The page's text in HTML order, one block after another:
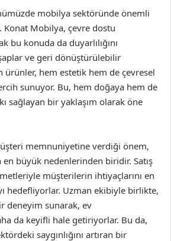
mobilya sektöründe önemli
Mobilya, çevre dostu
bu konuda da duyarlılığını
ve geri dönüştürülebilir
hem estetik hem de çevresel
sunuyor. Bu, hem doğaya hem de
sağlayan bir yaklaşım olarak öne
memnuniyetine verdiği önem,
en büyük nedenlerinden biridir. Satış
müşterilerin ihtiyaçlarını en
hedefliyorlar. Uzman ekibiyle birlikte,
deneyim sunarak, ev
da keyifli hale getiriyorlar. Bu da,
saygınlığını artıran bir